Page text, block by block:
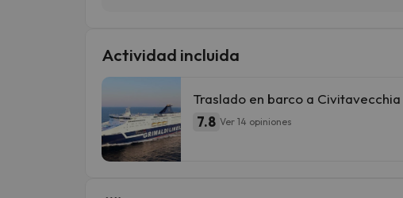
Actividad incluida
Traslado en barco a Civitavecchia
7.8 Ver 14 opiniones